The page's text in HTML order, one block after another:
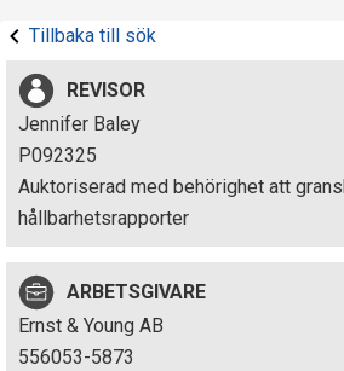
r
s
i
n
s
p
e
Tillbaka till sök
REVISOR
Jennifer Baley
P092325
Auktoriserad med behörighet att
hållbarhetsrapporter
ARBETSGIVARE
Ernst & Young AB
556053-5873